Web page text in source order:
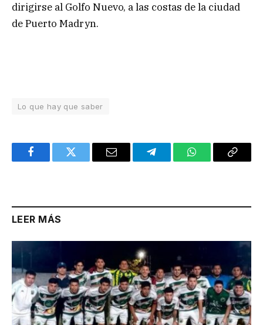
dirigirse al Golfo Nuevo, a las costas de la ciudad
de Puerto Madryn.
Lo que hay que saber
FacebookTwitter Email TelegramWhatsAppCopy
LEER MÁS